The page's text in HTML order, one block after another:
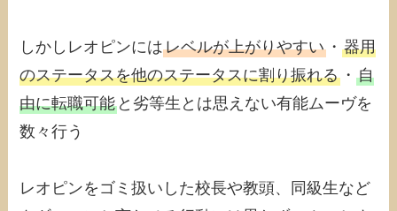
しかしレオピンにはレベルが上がりやすい ・器用
のステータスを他のステータスに割り振れる ・自
由に転職可能 と劣等生とは思えない有能ムーヴを
数々行う
レオピンをゴミ扱いした校長や教頭、同級生など